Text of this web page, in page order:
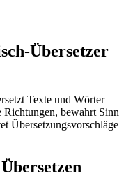
Übersetzer
Texte und Wörter
bewahrt Sinn
Übersetzungsvorschläge